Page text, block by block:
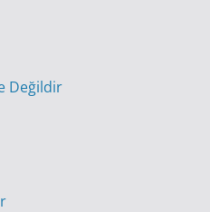
Değildir